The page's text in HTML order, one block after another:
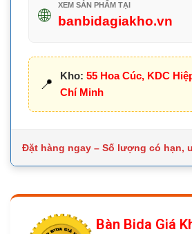
🌐
XEM SẢN PHẨM TẠI
banbidagiakho.vn
📍
Kho: 55 Hoa Cúc, KDC
Chí Minh
Đặt hàng ngay – Số lượng có hạn,
Bàn Bida Giá